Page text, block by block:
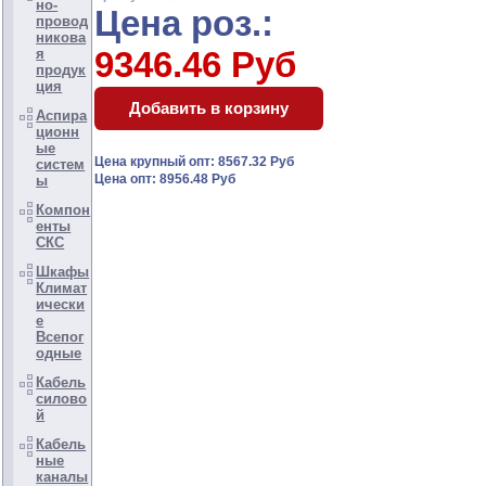
но-
провод
никова
я
продук
ция
Аспира
ционн
ые
систем
ы
Компон
енты
СКС
Шкафы
Климат
ически
е
Всепог
одные
Кабель
силово
й
Кабель
ные
каналы
Цена роз.:
9346.46 Руб
Цена крупный опт: 8567.32 Руб
Цена опт: 8956.48 Руб